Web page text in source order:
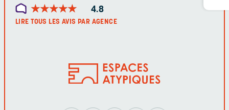
★★★★★
★★★★★ 4.8
LIRE TOUS LES AVIS PAR AGENCE